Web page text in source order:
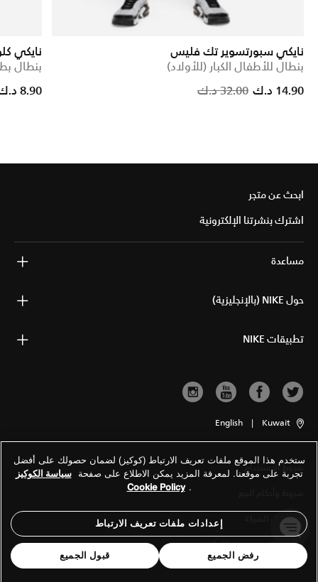
نايكي سبورتسوير تك فليس
بنطال للأطفال الكبار (للأولاد)
Price 32.00 د.ك to
14.90 د.ك
نايكي
بنطال
Price reduced from
8.90 د.ك
ابحث عن متجر
اشترك بنشرتنا الإلكترونية
مساعدة
حول NIKE (بالإنجليزية)
تطبيقات NIKE
Kuwait
|
English
شروط الاستخدام
معلومات الشركة
سياسة الخصوصية والكوكيز
ستخدم هذا الموقع ملفات تعريف الارتباط (كوكيز) لضمان حصولك على أفضل
تجربة على موقعنا. لمعرفة المزيد يمكن الاطلاع على صفحة سياسة الكوكيز
.
Cookie Policy
إعدادات ملفات تعريف الارتباط
رفض الجميع قبول الجميع